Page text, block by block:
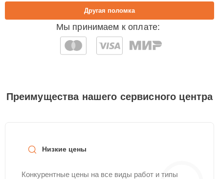
Мы принимаем к оплате:
Другая поломка
Преимущества нашего сервисного центра
Низкие цены
Конкурентные цены на все виды работ и типы